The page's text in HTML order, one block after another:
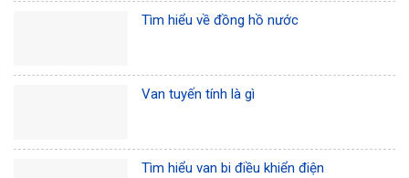
Tìm hiểu về đồng hồ nước
Van tuyến tính là gì
Tìm hiểu van bi điều khiển điện